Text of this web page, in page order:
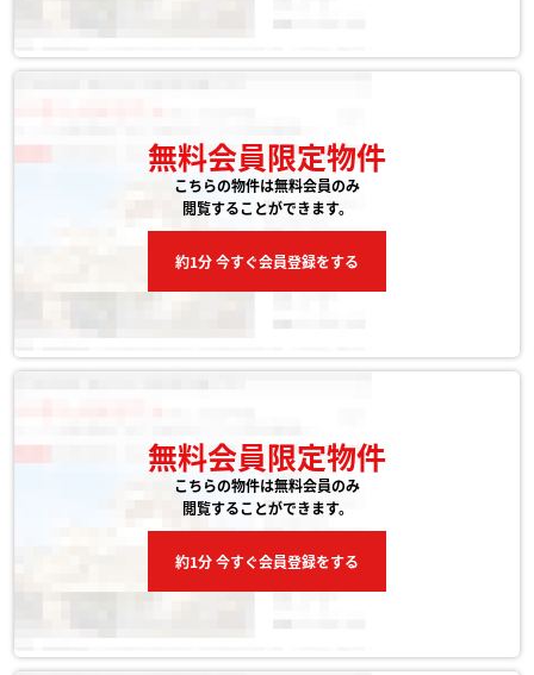
無料会員限定物件
こちらの物件は無料会員のみ
閲覧することができます。
約1分 今すぐ会員登録をする
無料会員限定物件
こちらの物件は無料会員のみ
閲覧することができます。
約1分 今すぐ会員登録をする